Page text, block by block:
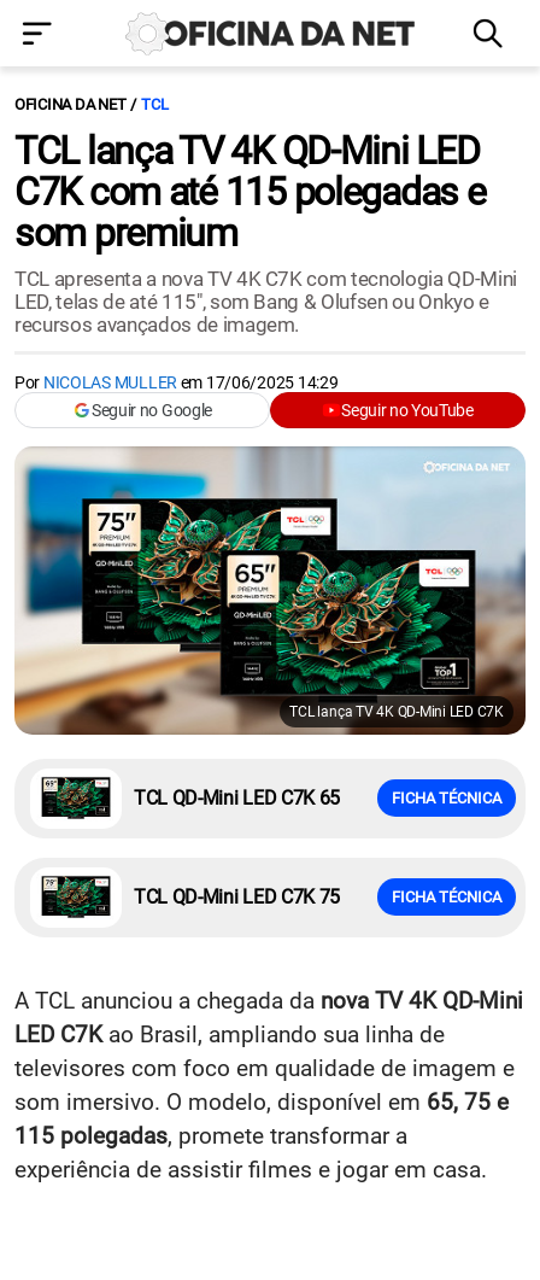
OFICINA DA NET TCL
TCL lança TV 4K QD-Mini LED
C7K com até 115 polegadas e
som premium
TCL apresenta a nova TV 4K C7K com tecnologia QD-Mini
LED, telas de até 115", som Bang & Olufsen ou Onkyo e
recursos avançados de imagem.
Por NICOLAS MULLER em 17/06/2025 14:29
Seguir no Google
Seguir no YouTube
TCL lança TV 4K QD-Mini LED C7K
TCL QD-Mini LED C7K 65 FICHA TÉCNICA
TCL QD-Mini LED C7K 75 FICHA TÉCNICA
A TCL anunciou a chegada da nova TV 4K QD-Mini
LED C7Kao Brasil, ampliando sua linha de
televisores com foco em qualidade de imagem e
som imersivo. O modelo, disponível em 65, 75 e
115 polegadas, promete transformar a
experiência de assistir filmes e jogar em casa.